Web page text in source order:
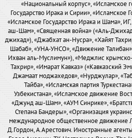
«Национальный корпус», «Исламское
Государство Ирака и Сирии», «Исламское
«Исламское Государство Ирака и Шама»,
аш-Шам», «Священная война» («Аль-
джихад»), «Джабхат ан-Нусра», «Хайят
Шабаб», «УНА-УНСО», «Движение
Ихван аль-Муслимун»), «Меджлис крымско-
Тахрир», «Имарат Кавказ» («Кавказский
Джамаат моджахедов», «Нурджулар»,
Тайба», «Исламская партия
Узбекистана», «Исламское движение
«Джунд аш-Шам», «АУМ Синрике»,
Степана Бандеры», «Организация
международное общественное движение
Д.Гордон, А.Арестович. Иностранные